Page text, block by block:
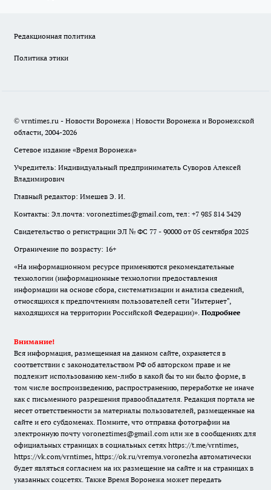
Редакционная политика
Политика этики
© vrntimes.ru - Новости Воронежа | Новости Воронежа и Воронежской
области, 2004-2026
Сетевое издание «Время Воронежа»
Учредитель: Индивидуальный предприниматель Суворов Алексей
Владимирович
Главный редактор: Имешев Э. И.
Контакты: Эл.почта: voroneztimes@gmail.com, тел: +7 985 814 3429
Свидетельство о регистрации ЭЛ № ФС 77 - 90000 от 05 сентября 2025
Ограничение по возрасту: 16+
«На информационном ресурсе применяются рекомендательные
технологии (информационные технологии предоставления
информации на основе сбора, систематизации и анализа сведений,
относящихся к предпочтениям пользователей сети "Интернет",
находящихся на территории Российской Федерации)». Подробнее
Внимание!
Вся информация, размещенная на данном сайте, охраняется в
соответствии с законодательством РФ об авторском праве и не
подлежит использованию кем-либо в какой бы то ни было форме, в
том числе воспроизведению, распространению, переработке не иначе
как с письменного разрешения правообладателя. Редакция портала не
несет ответственности за материалы пользователей, размещенные на
сайте и его субдоменах. Помните, что отправка фотографии на
электронную почту voroneztimes@gmail.com или же в сообщениях для
официальных страницах в социальных сетях https://t.me/vrntimes,
https://vk.com/vrntimes, https://ok.ru/vremya.voronezha автоматически
будет являться согласием на их размещение на сайте и на страницах в
указанных соцсетях. Также Время Воронежа может передать